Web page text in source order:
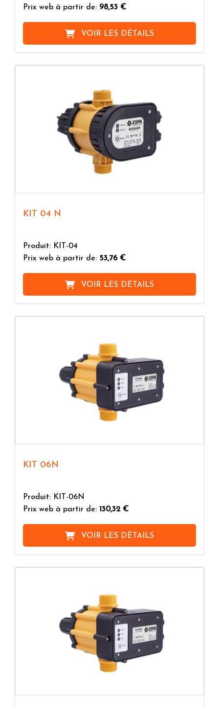
Prix web à partir de: 98,53 €
VOIR LES DÉTAILS
KIT 04 N
Produit: KIT-04
Prix web à partir de: 53,76 €
VOIR LES DÉTAILS
KIT 06N
Produit: KIT-06N
Prix web à partir de: 130,32 €
VOIR LES DÉTAILS